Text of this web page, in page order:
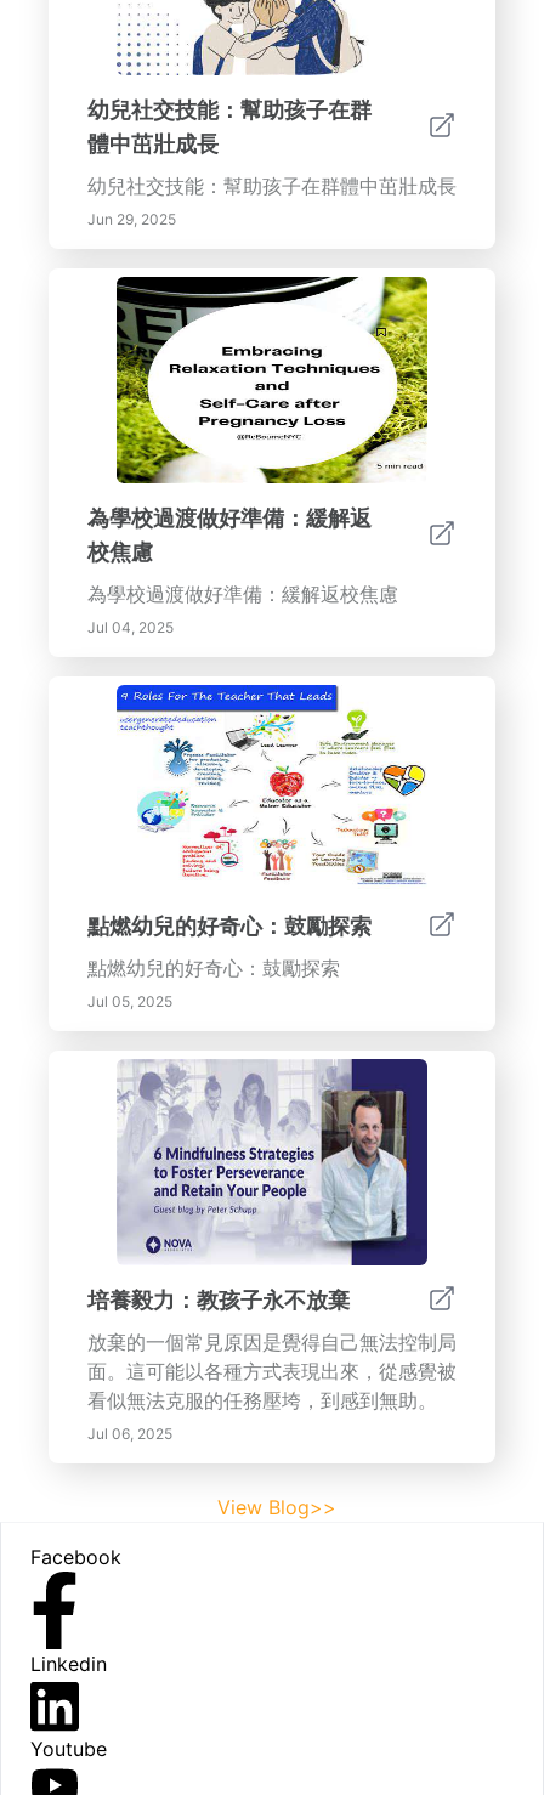
幼兒社交技能：幫助孩子在群
體中茁壯成長
幼兒社交技能：幫助孩子在群體中茁壯成長
Jun 29, 2025
為學校過渡做好準備：緩解返
校焦慮
為學校過渡做好準備：緩解返校焦慮
Jul 04, 2025
點燃幼兒的好奇心：鼓勵探索
點燃幼兒的好奇心：鼓勵探索
Jul 05, 2025
培養毅力：教孩子永不放棄
放棄的一個常見原因是覺得自己無法控制局
面。這可能以各種方式表現出來，從感覺被
看似無法克服的任務壓垮，到感到無助。
Jul 06, 2025
View Blog>>
Facebook
Linkedin
Youtube